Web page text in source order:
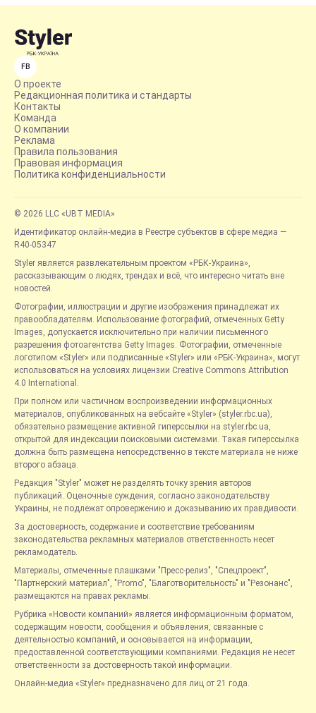
FB
О проекте
Редакционная политика и стандарты
Контакты
Команда
О компании
Реклама
Правила пользования
Правовая информация
Политика конфиденциальности
© 2026 LLC «UBT MEDIA»
Идентификатор онлайн-медиа в Реестре субъектов в сфере медиа —
R40-05347
Styler является развлекательным проектом «РБК-Украина»,
рассказывающим о людях, трендах и всё, что интересно читать вне
новостей.
Фотографии, иллюстрации и другие изображения принадлежат их
правообладателям. Использование фотографий, отмеченных Getty
Images, допускается исключительно при наличии письменного
разрешения фотоагентства Getty Images. Фотографии, отмеченные
логотипом «Styler» или подписанные «Styler» или «РБК-Украина», могут
использоваться на условиях лицензии Creative Commons Attribution
4.0 International.
При полном или частичном воспроизведении информационных
материалов, опубликованных на вебсайте «Styler» (styler.rbc.ua),
обязательно размещение активной гиперссылки на styler.rbc.ua,
открытой для индексации поисковыми системами. Такая гиперссылка
должна быть размещена непосредственно в тексте материала не ниже
второго абзаца.
Редакция "Styler" может не разделять точку зрения авторов
публикаций. Оценочные суждения, согласно законодательству
Украины, не подлежат опровержению и доказыванию их правдивости.
За достоверность, содержание и соответствие требованиям
законодательства рекламных материалов ответственность несет
рекламодатель.
Материалы, отмеченные плашками "Пресс-релиз", "Спецпроект",
"Партнерский материал", "Promo", "Благотворительность" и "Резонанс",
размещаются на правах рекламы.
Рубрика «Новости компаний» является информационным форматом,
содержащим новости, сообщения и объявления, связанные с
деятельностью компаний, и основывается на информации,
предоставленной соответствующими компаниями. Редакция не несет
ответственности за достоверность такой информации.
Онлайн-медиа «Styler» предназначено для лиц от 21 года.